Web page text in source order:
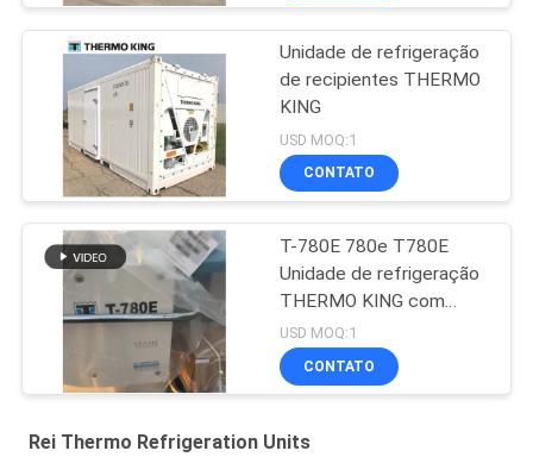
Unidade de refrigeração
de recipientes THERMO
KING
USD MOQ:1
CONTATO
T-780E 780e T780E
Unidade de refrigeração
THERMO KING com
ventilador elétrico, motor
diesel e modo elétrico
(standby), fabricada na
USD MOQ:1
CONTATO
Rei Thermo Refrigeration Units